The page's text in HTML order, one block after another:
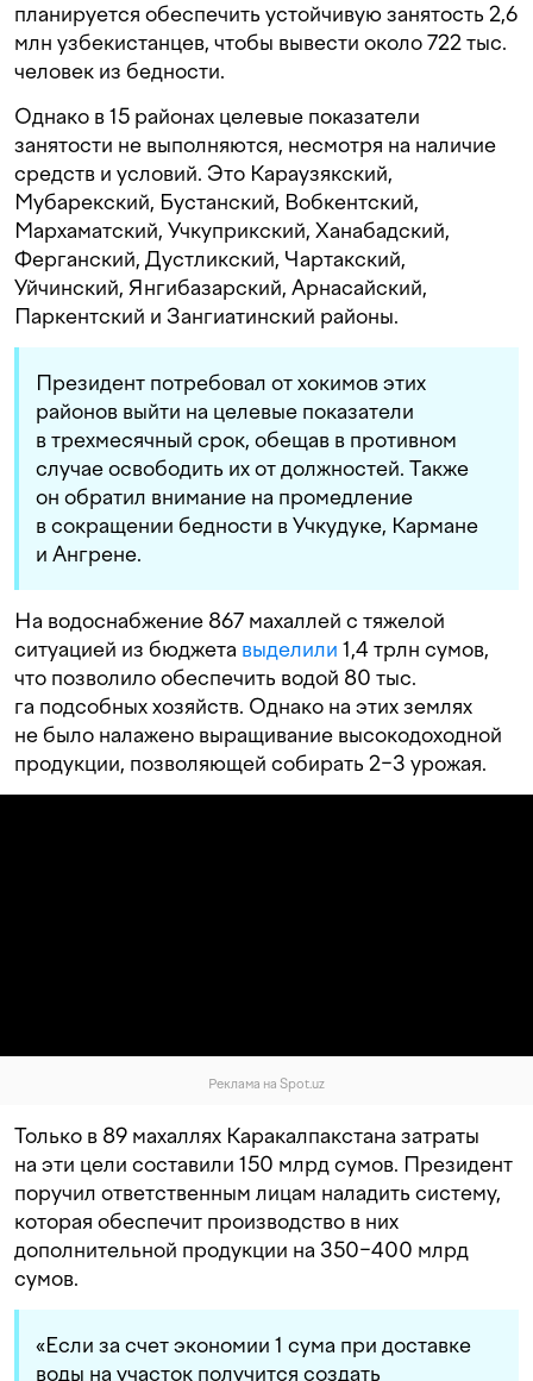
планируется обеспечить устойчивую занятость 2,6
млн узбекистанцев, чтобы вывести около 722 тыс.
человек из бедности.
Однако в 15 районах целевые показатели
занятости не выполняются, несмотря на наличие
средств и условий. Это Караузякский,
Мубарекский, Бустанский, Вобкентский,
Мархаматский, Учкуприкский, Ханабадский,
Ферганский, Дустликский, Чартакский,
Уйчинский, Янгибазарский, Арнасайский,
Паркентский и Зангиатинский районы.
Президент потребовал от хокимов этих
районов выйти на целевые показатели
в трехмесячный срок, обещав в противном
случае освободить их от должностей. Также
он обратил внимание на промедление
в сокращении бедности в Учкудуке, Кармане
и Ангрене.
На водоснабжение 867 махаллей с тяжелой
ситуацией из бюджета выделили 1,4 трлн сумов,
что позволило обеспечить водой 80 тыс.
га подсобных хозяйств. Однако на этих землях
не было налажено выращивание высокодоходной
продукции, позволяющей собирать 2−3 урожая.
Реклама на Spot.uz
Только в 89 махаллях Каракалпакстана затраты
на эти цели составили 150 млрд сумов. Президент
поручил ответственным лицам наладить систему,
которая обеспечит производство в них
дополнительной продукции на 350−400 млрд
сумов.
«Если за счет экономии 1 сума при доставке
воды на участок получится создать